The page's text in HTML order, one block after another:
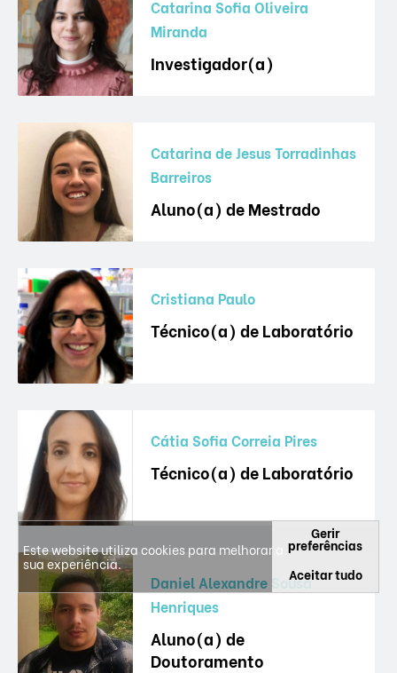
Catarina Sofia Oliveira
Miranda
Investigador(a)
Catarina de Jesus Torradinhas
Barreiros
Aluno(a) de Mestrado
Cristiana Paulo
Técnico(a) de Laboratório
Cátia Sofia Correia Pires
Técnico(a) de Laboratório
Daniel Alexandre Sousa
Henriques
Aluno(a) de
Doutoramento
Este website utiliza cookies para melhorar a
sua experiência.
Gerir
preferências
Aceitar tudo